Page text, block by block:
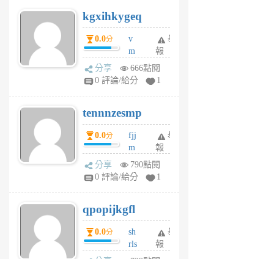
6
個
月
前
kgxihkygeq
0.0分
v
m
sg
sr
6
個
月
前
舉
報
分享
666點閱
0 評論/給分
1
tennnzesmp
0.0分
fjj
m
w
rs
6
個
月
前
舉
報
分享
790點閱
0 評論/給分
1
qpopijkgfl
0.0分
sh
rls
k
舉
報